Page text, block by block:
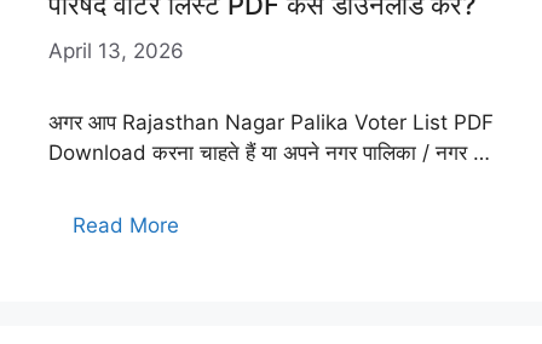
April 13, 2026
अगर आप Rajasthan Nagar Palika Voter List PDF
Download करना चाहते हैं या अपने नगर पालिका / नगर …
Read More